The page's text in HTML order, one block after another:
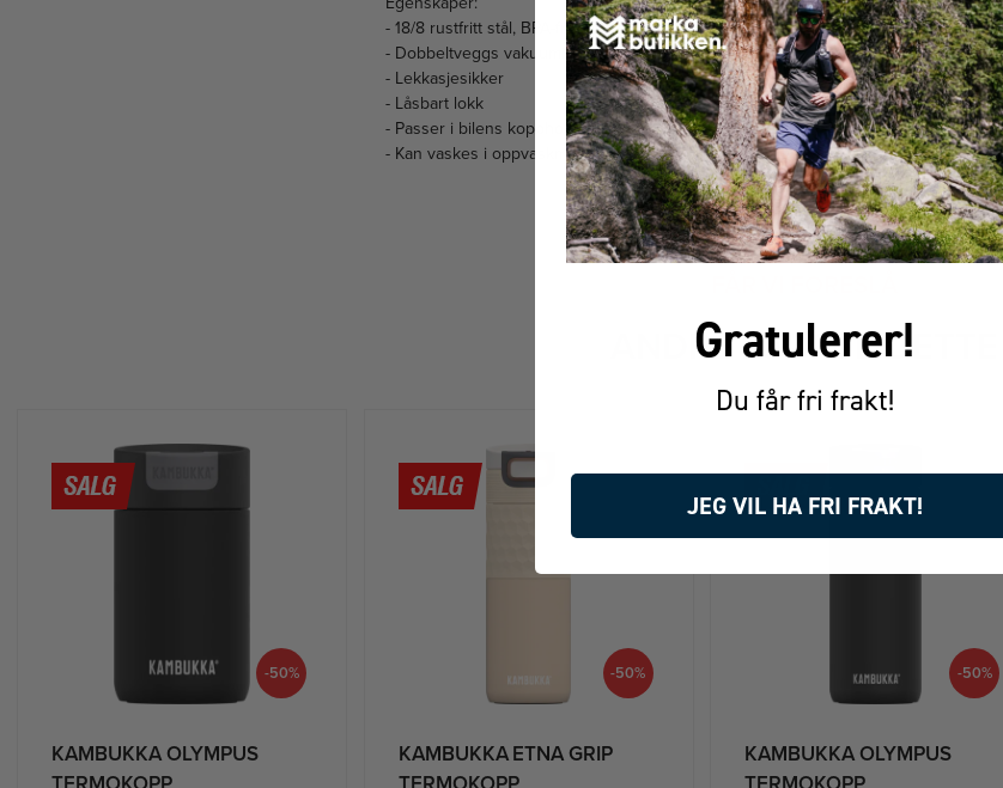
- 18/8 rustfritt stål, BPA-fri
- Dobbeltveggs vakuumisolering
- Lekkasjesikker
- Låsbart lokk
- Passer i bilens koppholder
- Kan vaskes i oppvaskmaskin
ANDRE KJØPTE DETTE
-50%
KAMBUKKA OLYMPUS
-50%
KAMBUKKA ETNA GRIP
-50%
KAMBUKKA OLYMPUS
Gratulerer!
Du får fri frakt!
JEG VIL HA FRI FRAKT!